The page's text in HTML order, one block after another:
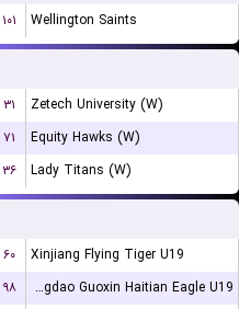
۱۰۱ Wellington Saints
۳۱
Zetech University (W)
۷۱
Equity Hawks (W)
۳۶ Lady Titans (W)
۶۰
Xinjiang Flying Tiger U19
۹۸
Qingdao Guoxin Haitian Eagle U19